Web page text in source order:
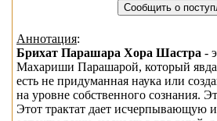
Аннотация:
Брихат Парашара Хора Шастра -
Махариши Парашарой, который
есть не придуманная наука или
на уровне собственного сознания.
Этот трактат дает исчерпывающую